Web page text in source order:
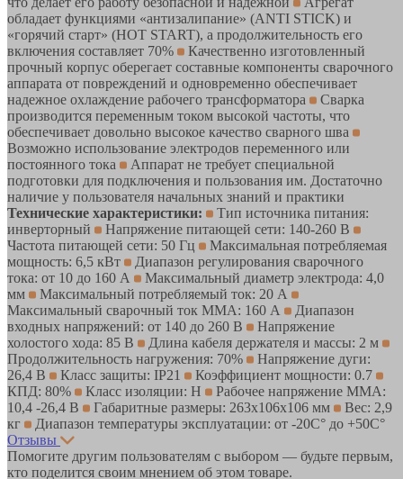
обладает функциями «антизалипание» (ANTI STICK) и
«горячий старт» (HOT START), а продолжительность его
включения составляет 70%
Качественно изготовленный
прочный корпус оберегает составные компоненты сварочного
аппарата от повреждений и одновременно обеспечивает
надежное охлаждение рабочего трансформатора
Сварка
производится переменным током высокой частоты, что
обеспечивает довольно высокое качество сварного шва
Возможно использование электродов переменного или
постоянного тока
Аппарат не требует специальной
подготовки для подключения и пользования им. Достаточно
наличие у пользователя начальных знаний и практики
Технические характеристики:
Тип источника питания:
инверторный
Напряжение питающей сети: 140-260 В
Частота питающей сети: 50 Гц
Максимальная потребляемая
мощность: 6,5 кВт
Диапазон регулирования сварочного
тока: от 10 до 160 А
Максимальный диаметр электрода: 4,0
мм
Максимальный потребляемый ток: 20 А
Максимальный сварочный ток MMA: 160 А
Диапазон
входных напряжений: от 140 до 260 В
Напряжение
холостого хода: 85 В
Длина кабеля держателя и массы: 2 м
Продолжительность нагружения: 70%
Напряжение дуги:
26,4 В
Класс защиты: IP21
Коэффициент мощности: 0.7
КПД: 80%
Класс изоляции: H
Рабочее напряжение ММА:
10,4 -26,4 В
Габаритные размеры: 263x106x106 мм
Вес: 2,9
кг
Диапазон температуры эксплуатации: от -20С° до +50С°
Отзывы
Помогите другим пользователям с выбором — будьте первым,
кто поделится своим мнением об этом товаре.